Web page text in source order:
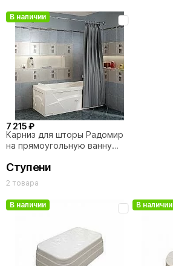
В наличии
7 215 ₽
Карниз для шторы Радомир
на прямоугольную ванну
Ступени
2 товара
В наличии В наличии